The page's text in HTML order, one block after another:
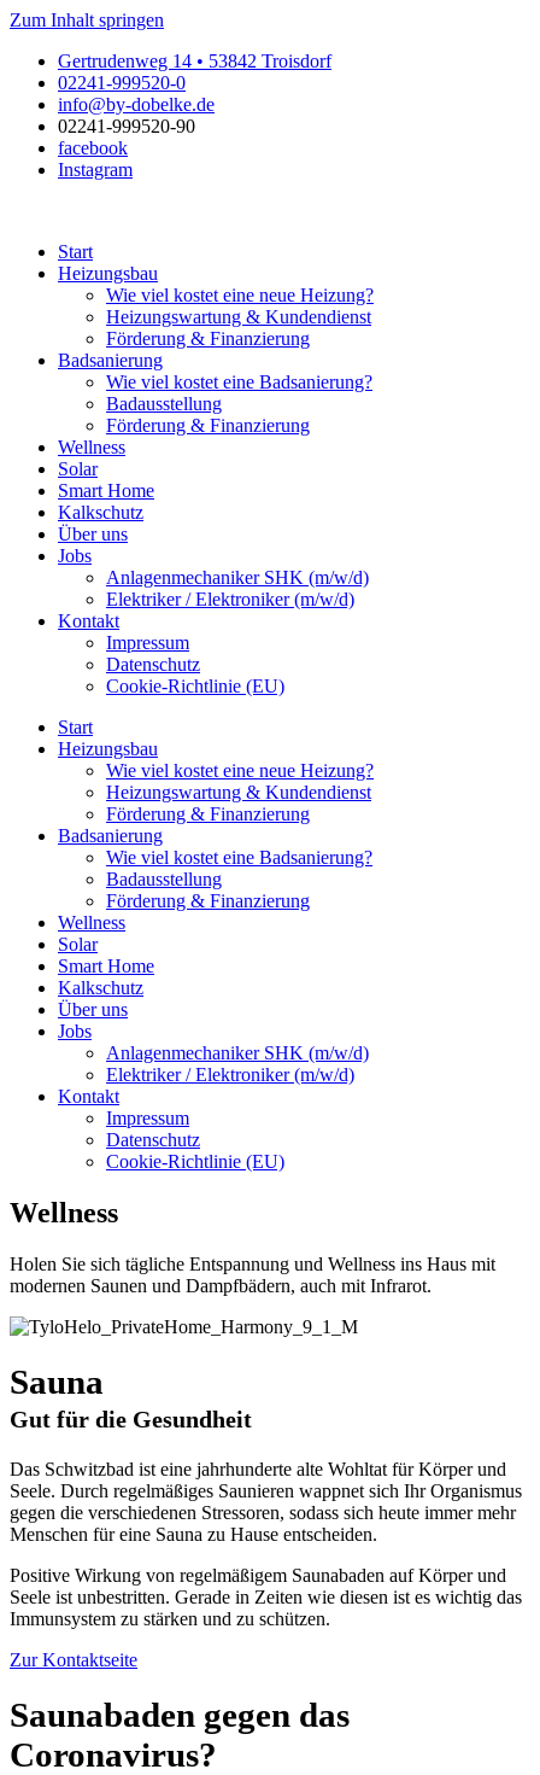
Zum Inhalt springen
Gertrudenweg 14 • 53842 Troisdorf
02241-999520-0
info@by-dobelke.de
02241-999520-90
facebook
Instagram
Start
Heizungsbau
Wie viel kostet eine neue Heizung?
Heizungswartung & Kundendienst
Förderung & Finanzierung
Badsanierung
Wie viel kostet eine Badsanierung?
Badausstellung
Förderung & Finanzierung
Wellness
Solar
Smart Home
Kalkschutz
Über uns
Jobs
Anlagenmechaniker SHK (m/w/d)
Elektriker / Elektroniker (m/w/d)
Kontakt
Impressum
Datenschutz
Cookie-Richtlinie (EU)
Start
Heizungsbau
Wie viel kostet eine neue Heizung?
Heizungswartung & Kundendienst
Förderung & Finanzierung
Badsanierung
Wie viel kostet eine Badsanierung?
Badausstellung
Förderung & Finanzierung
Wellness
Solar
Smart Home
Kalkschutz
Über uns
Jobs
Anlagenmechaniker SHK (m/w/d)
Elektriker / Elektroniker (m/w/d)
Kontakt
Impressum
Datenschutz
Cookie-Richtlinie (EU)
Wellness
Holen Sie sich tägliche Entspannung und Wellness ins Haus mit
modernen Saunen und Dampfbädern, auch mit Infrarot.
Sauna
Gut für die Gesundheit
Das Schwitzbad ist eine jahrhunderte alte Wohltat für Körper und
Seele. Durch regelmäßiges Saunieren wappnet sich Ihr Organismus
gegen die verschiedenen Stressoren, sodass sich heute immer mehr
Menschen für eine Sauna zu Hause entscheiden.
Positive Wirkung von regelmäßigem Saunabaden auf Körper und
Seele ist unbestritten. Gerade in Zeiten wie diesen ist es wichtig das
Immunsystem zu stärken und zu schützen.
Zur Kontaktseite
Saunabaden gegen das
Coronavirus?